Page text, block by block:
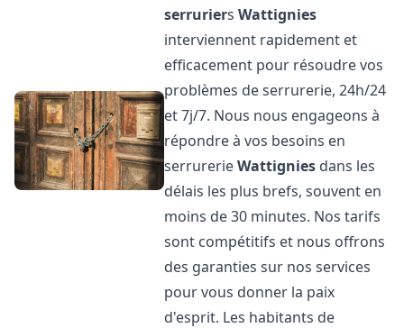
serruriersWattignies
interviennent rapidement et
efficacement pour résoudre vos
problèmes de serrurerie, 24h/24
et 7j/7. Nous nous engageons à
répondre à vos besoins en
serrurerieWattignies dans les
délais les plus brefs, souvent en
moins de 30 minutes. Nos tarifs
sont compétitifs et nous offrons
des garanties sur nos services
pour vous donner la paix
d'esprit. Les habitants de